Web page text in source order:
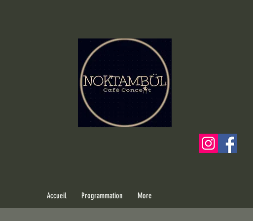
Accueil Programmation More